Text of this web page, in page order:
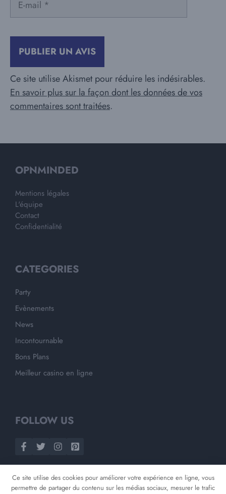
mail
Ce site utilise Akismet pour réduire les indésirables.
En savoir plus sur la façon dont les données de vos
commentaires sont traitées.
OPNMINDED
Mentions légales
L'équipe
Contact
Confidentialité
CATEGORIES
Party
Evènements
News
Incontournable
Bons Plans
Meilleur casino en ligne
FOLLOW US
Ce site utilise des cookies pour améliorer votre expérience en ligne, vous
permettre de partager du contenu sur les médias sociaux, mesurer le trafic